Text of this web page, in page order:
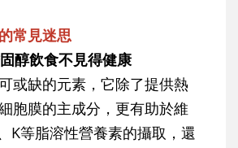
常見迷思
醇飲食不見得健康
或缺的元素，它除了提供熱
胞膜的主成分，更有助於維
K等脂溶性營養素的攝取，還